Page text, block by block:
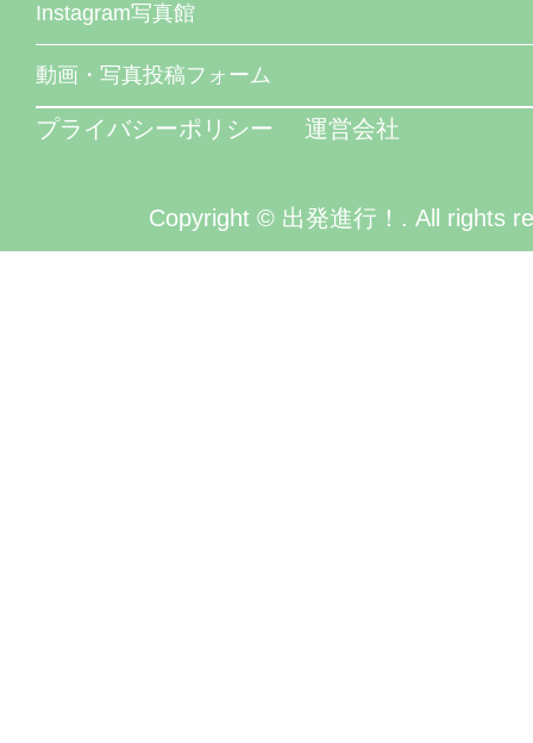
Instagram写真館
動画・写真投稿フォーム
プライバシーポリシー 運営会社
Copyright © 出発進行！. All rights